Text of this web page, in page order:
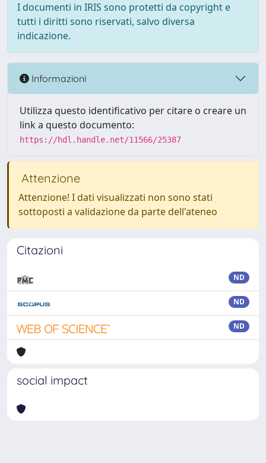
I documenti in IRIS sono protetti da copyright e
tutti i diritti sono riservati, salvo diversa
indicazione.
Informazioni
Utilizza questo identificativo per citare o creare un
link a questo documento:
https://hdl.handle.net/11566/25387
Attenzione
Attenzione! I dati visualizzati non sono stati
sottoposti a validazione da parte dell'ateneo
Citazioni
ND
ND
ND
social impact